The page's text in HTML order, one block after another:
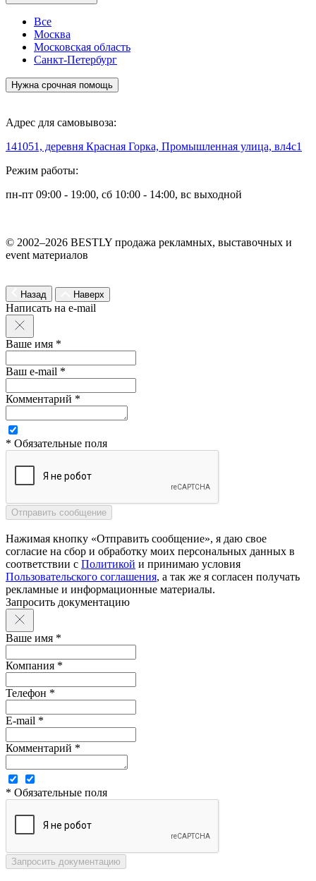
Все
Москва
Московская область
Санкт-Петербург
Нужна срочная помощь
Адрес для самовывоза:
141051, деревня Красная Горка, Промышленная улица, вл4с1
Режим работы:
пн-пт 09:00 - 19:00, сб 10:00 - 14:00, вс выходной
© 2002–2026 BESTLY продажа рекламных, выставочных и
event материалов
Назад Наверх
Написать на e-mail
Ваше имя *
Ваш e-mail *
Комментарий *
* Обязательные поля
Нажимая кнопку «Отправить сообщение», я даю свое
согласие на сбор и обработку моих персональных данных в
соответствии с Политикой и принимаю условия
Пользовательского соглашения, а так же я согласен получать
рекламные и информационные материалы.
Запросить документацию
Ваше имя *
Компания *
Телефон *
E-mail *
Комментарий *
* Обязательные поля